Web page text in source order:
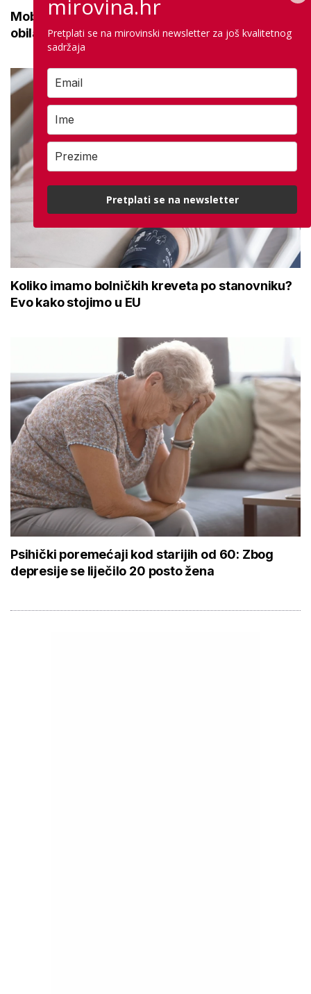
Mobilna ambulanta stigla i u Istru: Svaki tjedan
obilaze ruralna područja
Koliko imamo bolničkih kreveta po stanovniku?
Evo kako stojimo u EU
Psihički poremećaji kod starijih od 60: Zbog
depresije se liječilo 20 posto žena
mirovina.hr
Pretplati se na mirovinski newsletter za još kvalitetnog
sadržaja
Pretplati se na newsletter